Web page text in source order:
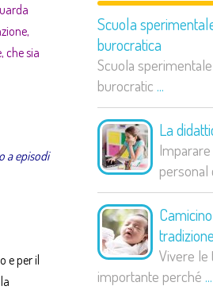
Scuola
burocratica
Scuola
burocratic ...
La
personal
Vivere le
importante perché ...
che sia
a episodi
e per il